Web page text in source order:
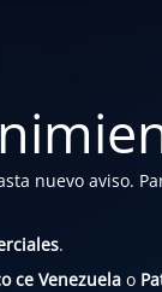
nuevo aviso.
.
ce Venezuelao